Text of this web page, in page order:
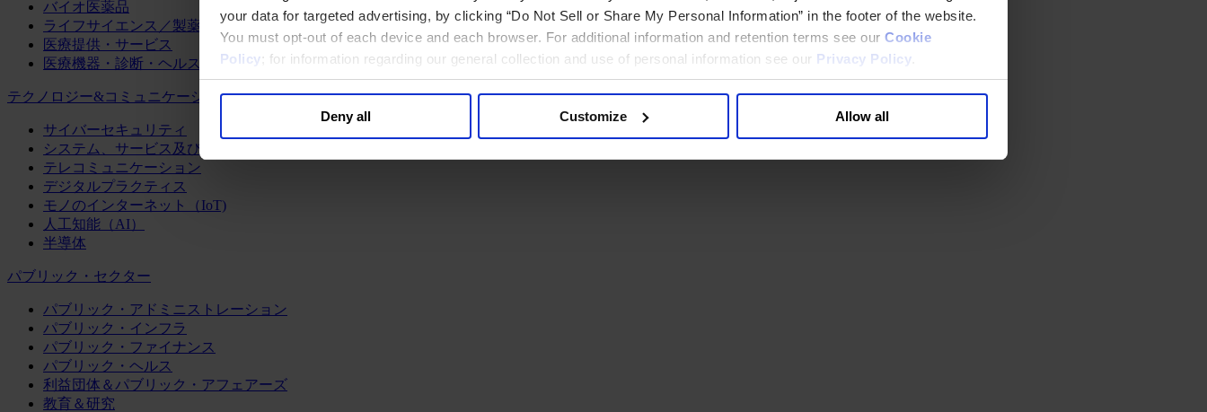
your data for targeted advertising, by clicking “Do Not Sell or Share My Personal Information” in the footer of the website.
You must opt-out of each device and each browser. For additional information and retention terms see our Cookie
Policy; for information regarding our general collection and use of personal information see our Privacy Policy
Deny all Customize Allow all
バイオ医薬品
ライフサイエンス／製薬
医療提供・サービス
医療機器・診断・ヘルスケアテクノロジー
テクノロジー&コミュニケーション
サイバーセキュリティ
システム、サービス及びソフトウェア
テレコミュニケーション
デジタルプラクティス
モノのインターネット（IoT)
人工知能（AI）
半導体
パブリック・セクター
パブリック・アドミニストレーション
パブリック・インフラ
パブリック・ファイナンス
パブリック・ヘルス
利益団体＆パブリック・アフェアーズ
教育＆研究